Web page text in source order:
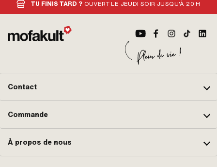
TU FINIS TARD ? OUVERT LE JEUDI SOIR JUSQU'À 20 H
Contact
Commande
À propos de nous